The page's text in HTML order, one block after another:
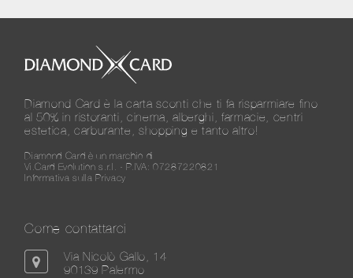
Diamond Card è la carta sconti che ti fa risparmiare fino
al 50% in ristoranti, cinema, alberghi, farmacie, centri
estetica, carburante, shopping e tanto altro!
Diamond Card è un marchio di
Vi.Card Evolution s.r.l. - P.IVA: 07287220821
Informativa sulla Privacy
Come contattarci
Via Nicolò Gallo, 14
90139 Palermo